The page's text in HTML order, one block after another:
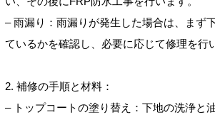
– 雨漏り：雨漏りが発生した場合は、まず
ているかを確認し、必要に応じて修理を行
2. 補修の手順と材料：
– トップコートの塗り替え：下地の洗浄と